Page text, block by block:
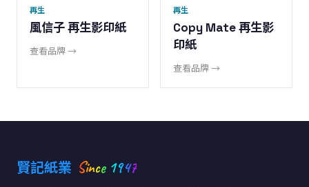
再生
風信子 再生影印紙
查看品牌 →
再生
Copy Mate 再生影
印紙
查看品牌 →
賢記紙業 Since 1947